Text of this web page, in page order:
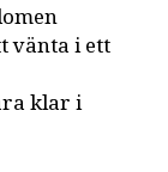
vänta i ett
klar i